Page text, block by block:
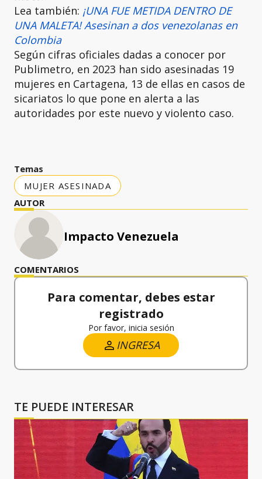
Lea también: ¡UNA FUE METIDA DENTRO DE
UNA MALETA! Asesinan a dos venezolanas en
Colombia
Según cifras oficiales dadas a conocer por
Publimetro, en 2023 han sido asesinadas 19
mujeres en Cartagena, 13 de ellas en casos de
sicariatos lo que pone en alerta a las
autoridades por este nuevo y violento caso.
Temas
MUJER ASESINADA
AUTOR
Impacto Venezuela
COMENTARIOS
Para comentar, debes estar
registrado
Por favor, inicia sesión
INGRESA
TE PUEDE INTERESAR